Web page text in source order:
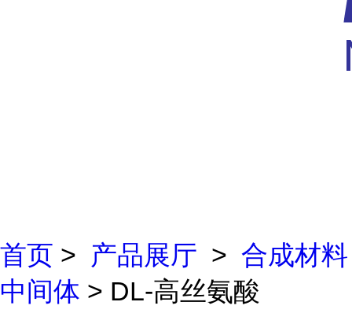
首页 > 产品展厅 > 合成材料
中间体 > DL-高丝氨酸